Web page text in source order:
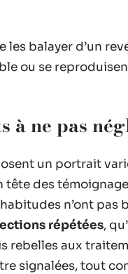
les balayer d’un
ou se
à ne pas
un portrait
tête des
n’ont pas
répétées,
rebelles aux
signalées, tout